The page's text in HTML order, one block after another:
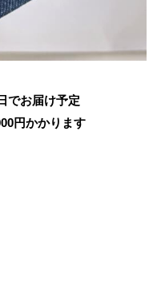
でお届け予定
円かかります